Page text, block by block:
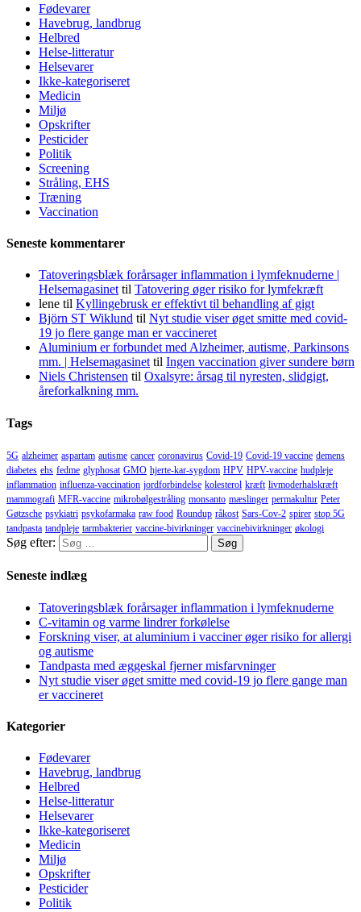
Fødevarer
Havebrug, landbrug
Helbred
Helse-litteratur
Helsevarer
Ikke-kategoriseret
Medicin
Miljø
Opskrifter
Pesticider
Politik
Screening
Stråling, EHS
Træning
Vaccination
Seneste kommentarer
Tatoveringsblæk forårsager inflammation i lymfeknuderne |
Helsemagasinettil Tatovering øger risiko for lymfekræft
lene til Kyllingebrusk er effektivt til behandling af gigt
Björn ST Wiklund til Nyt studie viser øget smitte med covid-
19 jo flere gange man er vaccineret
Aluminium er forbundet med Alzheimer, autisme, Parkinsons
mm. | Helsemagasinettil Ingen vaccination giver sundere børn
Niels Christensen til Oxalsyre: årsag til nyresten, slidgigt,
åreforkalkning mm.
Tags
5G alzheimer aspartam autisme cancer coronavirus Covid-19 Covid-19 vaccine demens
diabetes ehs fedme glyphosat GMO hjerte-kar-sygdom HPV HPV-vaccine hudpleje
inflammation influenza-vaccination jordforbindelse kolesterol kræft livmoderhalskræft
mammografi MFR-vaccine mikrobølgestråling monsanto mæslinger permakultur Peter
Gøtzsche psykiatri psykofarmaka raw food Roundup råkost Sars-Cov-2 spirer stop 5G
tandpasta tandpleje tarmbakterier vaccine-bivirkninger vaccinebivirkninger økologi
Søg efter:
Seneste indlæg
Tatoveringsblæk forårsager inflammation i lymfeknuderne
C-vitamin og varme lindrer forkølelse
Forskning viser, at aluminium i vacciner øger risiko for allergi
og autisme
Tandpasta med æggeskal fjerner misfarvninger
Nyt studie viser øget smitte med covid-19 jo flere gange man
er vaccineret
Kategorier
Fødevarer
Havebrug, landbrug
Helbred
Helse-litteratur
Helsevarer
Ikke-kategoriseret
Medicin
Miljø
Opskrifter
Pesticider
Politik